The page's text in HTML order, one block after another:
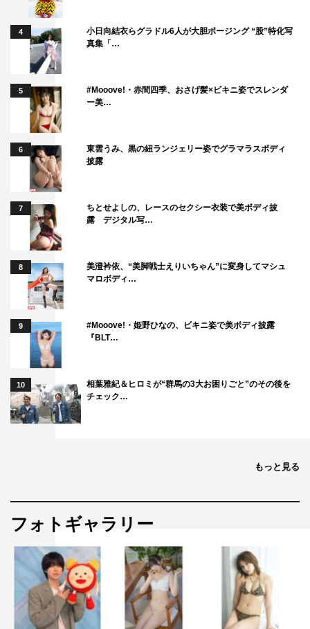
世界190以上の国と地域での放送と配信中
出演：小宮璃央、井上想良
大友花恋、新原泰佑、鳴海唯、中村優一、朝井大智、北原
里英、小林涼子／松村雄基
原作：榎田尤利『永遠の昨日』（角川文庫/KADOKAWA
刊）
監督・脚本：小林啓一
音楽：坂東邑真
オープニング主題歌：Ayumu Imazu「Sunshower」
（WARNER MUSIC JAPAN）
エンディング主題歌：久保あおい「遠い夏の日」
（premium sound production）
制作プロダクション：ヒューマックスシネマ
協力プロダクション：NeedyGreedy
製作：「永遠の昨日」製作委員会・MBS
公式サイト：
https://www.mbs.jp/eien/
公式Twitter：@tunku_shower
公式 Instagram：@tunku_shower
©「永遠の昨日」製作委員会・MBS
井上想良 小宮璃央
4
小日向結衣らグラドル6人が大胆ポージング “股”特化写
真集「…
5
#Mooove!・赤間四季、おさげ髪×ビキニ姿でスレンダ
ー美…
6
東雲うみ、黒の紐ランジェリー姿でグラマラスボディ
披露
7
ちとせよしの、レースのセクシー衣装で美ボディ披
露 デジタル写…
8
美澄衿依、“美脚戦士えりいちゃん”に変身してマシュ
マロボディ…
9
#Mooove!・姫野ひなの、ビキニ姿で美ボディ披露
『BLT…
10
相葉雅紀＆ヒロミが“群馬の3大お困りごと”のその後を
チェック…
もっと見る
フォトギャラリー